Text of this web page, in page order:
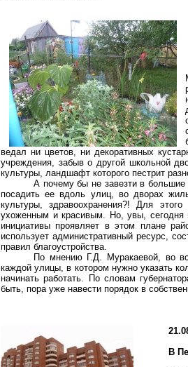
ведал ни цветов, ни декоративных
учреждения, забыв о другой школьной
культуры, ландшафт которого пестрит
А почему бы не завезти в
посадить ее вдоль улиц, во дворах
культуры, здравоохранения?! Для
ухоженным и красивым. Но, увы,
инициативы проявляет в этом плане
использует административный ресурс,
правил благоустройства.
По мнению Г.Д.
Муракаевой, во
каждой улицы, в котором нужно указать
начинать работать. По словам
быть, пора уже навести порядок в
В